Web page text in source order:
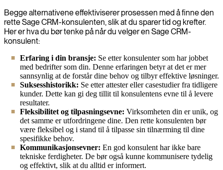
Begge alternativene effektiviserer prosessen med å finne den
rette Sage CRM-konsulenten, slik at du sparer tid og krefter.
Her er hva du bør tenke på når du velger en Sage CRM-
konsulent:
Erfaring i din bransje: Se etter konsulenter som har jobbet
med bedrifter som din. Denne erfaringen betyr at det er mer
sannsynlig at de forstår dine behov og tilbyr effektive løsninger.
Suksesshistorikk: Se etter attester eller casestudier fra tidligere
kunder. Dette kan gi deg tillit til konsulentens evne til å levere
resultater.
Fleksibilitet og tilpasningsevne: Virksomheten din er unik, og
det samme er utfordringene dine. Den rette konsulenten bør
være fleksibel og i stand til å tilpasse sin tilnærming til dine
spesifikke behov.
Kommunikasjonsevner: En god konsulent har ikke bare
tekniske ferdigheter. De bør også kunne kommunisere tydelig
og effektivt, slik at du alltid er informert.